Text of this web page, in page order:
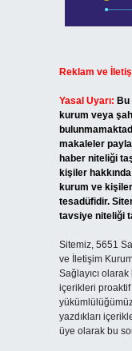
Reklam ve
Yasal Uyarı:
kurum veya
makaleler
haber niteliği
kişiler
kurum ve
tesadüfidir.
tavsiye niteliği
Sitemiz, 5651
ve İletişim
Sağlayıcı
içerikleri
yazdıkları
üye olarak bu